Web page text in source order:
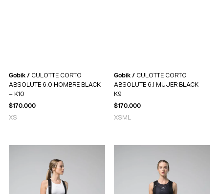
Gobik / CULOTTE CORTO
ABSOLUTE 6.0 HOMBRE BLACK
– K10
$170.000
XS
Gobik / CULOTTE CORTO
ABSOLUTE 6.1 MUJER BLACK –
K9
$170.000
XS M L